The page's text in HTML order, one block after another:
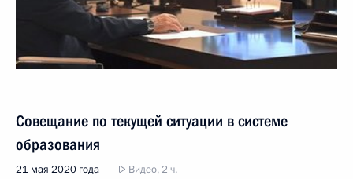
Совещание по текущей ситуации в системе
образования
21 мая 2020 года Видео, 2 ч.